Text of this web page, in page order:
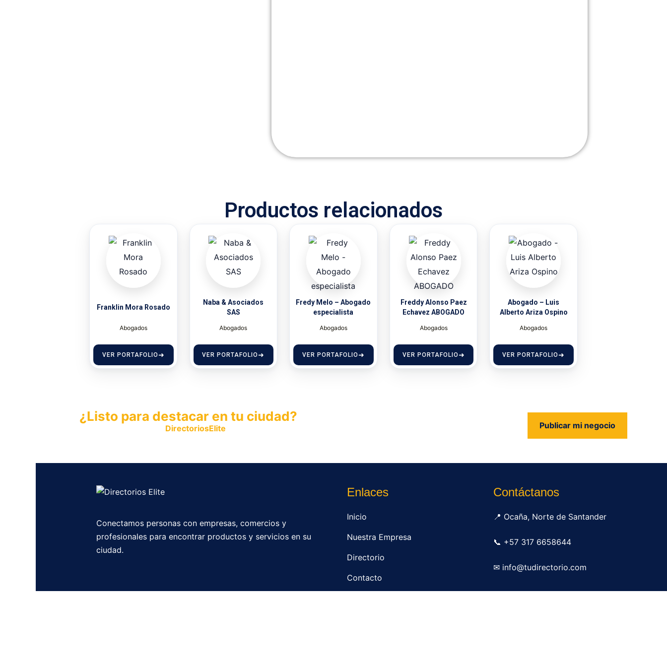
Productos relacionados
Franklin Mora Rosado
Abogados
VER PORTAFOLIO
Naba & Asociados
SAS
Abogados
VER PORTAFOLIO
Fredy Melo – Abogado
especialista
Abogados
VER PORTAFOLIO
Freddy Alonso Paez
Echavez ABOGADO
Abogados
VER PORTAFOLIO
Abogado – Luis
Alberto Ariza Ospino
Abogados
VER PORTAFOLIO
¿Listo para destacar en tu ciudad?
DirectoriosElite Publicar mi negocio
Conectamos personas con empresas, comercios y
profesionales para encontrar productos y servicios en su
ciudad.
Enlaces
Inicio
Nuestra Empresa
Directorio
Contacto
Contáctanos
📍 Ocaña, Norte de Santander
📞 +57 317 6658644
✉ info@tudirectorio.com